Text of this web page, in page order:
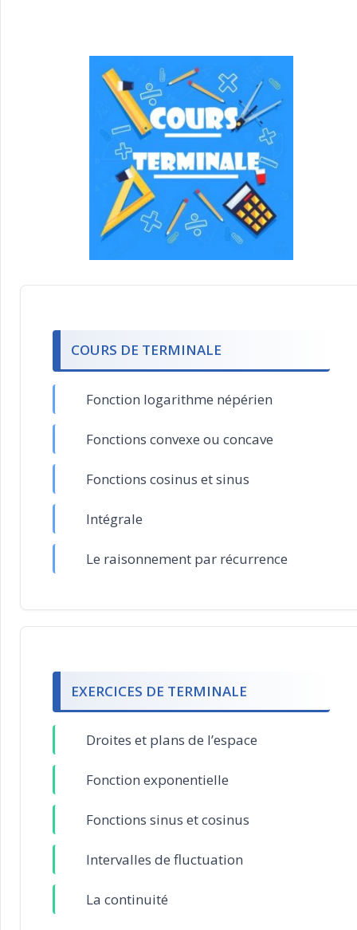
COURS DE TERMINALE
Fonction logarithme népérien
Fonctions convexe ou concave
Fonctions cosinus et sinus
Intégrale
Le raisonnement par récurrence
EXERCICES DE TERMINALE
Droites et plans de l’espace
Fonction exponentielle
Fonctions sinus et cosinus
Intervalles de fluctuation
La continuité